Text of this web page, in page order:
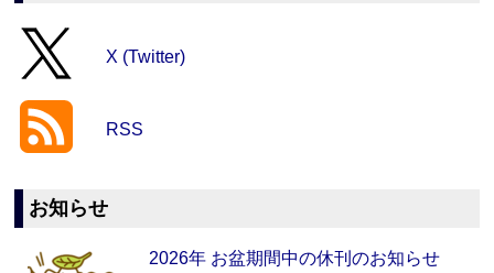
X (Twitter)
RSS
お知らせ
2026年 お盆期間中の休刊のお知らせ